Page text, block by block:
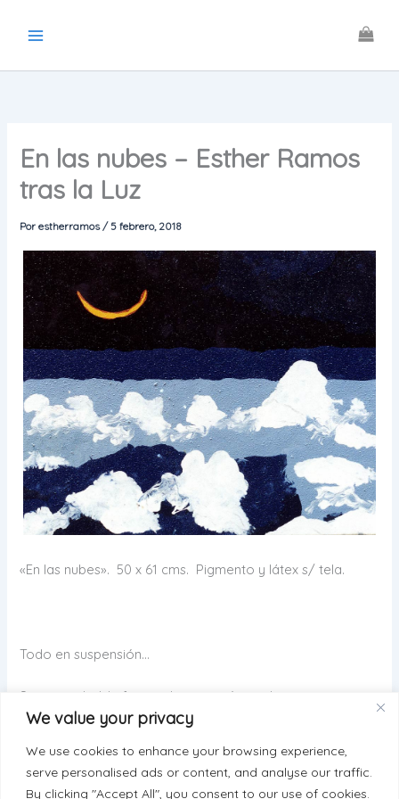
We value your privacy
We use cookies to enhance your browsing experience,
serve personalised ads or content, and analyse our traffic.
By clicking "Accept All", you consent to our use of cookies.
En las nubes – Esther Ramos
tras la Luz
Porestherramos/ 5 febrero, 2018
«En las nubes». 50 x 61 cms. Pigmento y látex s/ tela.
Todo en suspensión…
Sin gravedad, la fuerza de atracción se desvanece y con
ella el impedimento para flotar…